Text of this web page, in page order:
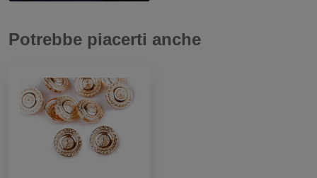
Potrebbe piacerti anche